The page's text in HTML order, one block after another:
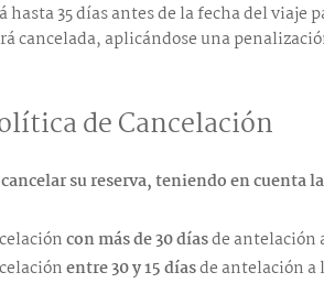
hasta 35 días antes de la fecha del viaje
cancelada, aplicándose una
de Cancelación
su reserva, teniendo en cuenta
con más de 30 díasde antelación
entre 30 y 15 díasde antelación a